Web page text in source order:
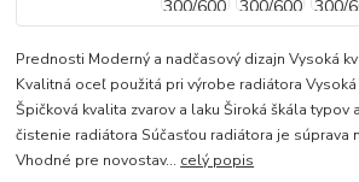
Prednosti Moderný a nadčasový dizajn Vysoká
Kvalitná oceľ použitá pri výrobe radiátora
Špičková kvalita zvarov a laku Široká škála typov
čistenie radiátora Súčasťou radiátora je súprava
Vhodné pre novostav... celý popis